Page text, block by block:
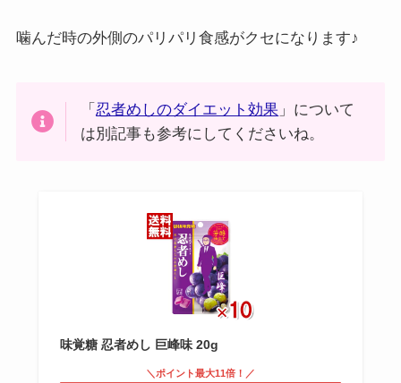
噛んだ時の外側のパリパリ食感がクセになります♪
「忍者めしのダイエット効果 」について
は別記事も参考にしてくださいね。
味覚糖 忍者めし 巨峰味 20g
＼ポイント最大11倍！／